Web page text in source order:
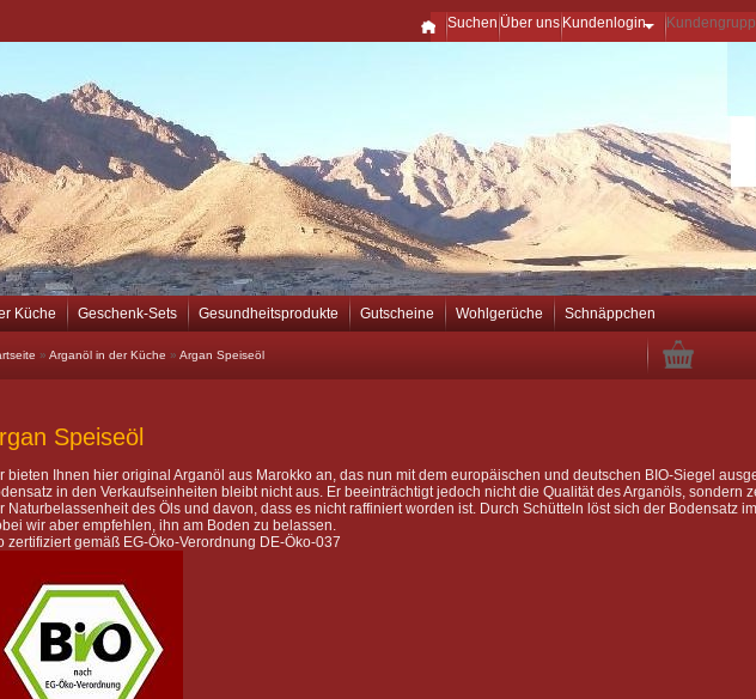
Suchen Über uns Kundenlogin
Küche Geschenk-Sets Gesundheitsprodukte Gutscheine Wohlgerüche Schnäppchen
» Arganöl in der Küche » Argan Speiseöl
Speiseöl
bieten Ihnen hier original Arganöl aus Marokko an, das nun mit dem europäischen und deutschen BIO-Siegel
in den Verkaufseinheiten bleibt nicht aus. Er beeinträchtigt jedoch nicht die Qualität des Arganöls, sondern
Naturbelassenheit des Öls und davon, dass es nicht raffiniert worden ist. Durch Schütteln löst sich der Bodensatz
wir aber empfehlen, ihn am Boden zu belassen.
zertifiziert gemäß EG-Öko-Verordnung DE-Öko-037